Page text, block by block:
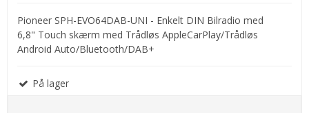
Pioneer SPH-EVO64DAB-UNI - Enkelt DIN Bilradio med
6,8" Touch skærm med Trådløs AppleCarPlay/Trådløs
Android Auto/Bluetooth/DAB+
På lager